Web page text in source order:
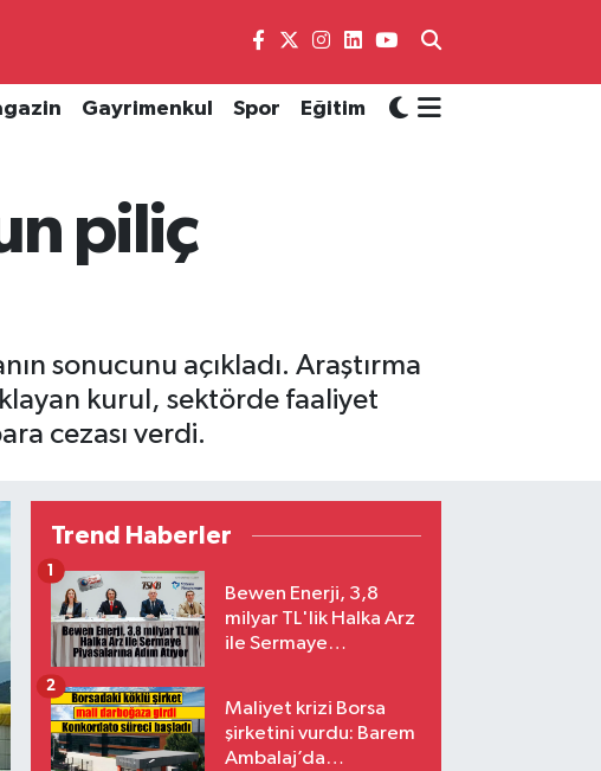
Gayrimenkul Spor Eğitim
piliç
sonucunu açıkladı. Araştırma
kurul, sektörde faaliyet
cezası verdi.
Trend Haberler
Bewen Enerji, 3,8
milyar TL'lik Halka Arz
ile Sermaye
1
Maliyet krizi Borsa
şirketini vurdu: Barem
Ambalaj’da
2